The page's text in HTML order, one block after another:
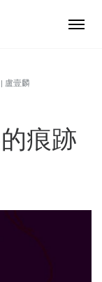
盧壹麟
痕跡